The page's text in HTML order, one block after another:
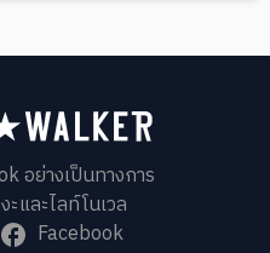
อย่างเป็นทางการ
และไลท์โนเวล
Facebook